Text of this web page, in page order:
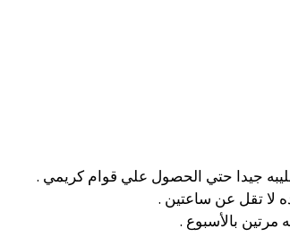
جيدا حتي الحصول علي قوام كريمي .
لا تقل عن ساعتين .
بالأسبوع .